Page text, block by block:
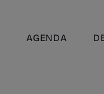
AGENDA